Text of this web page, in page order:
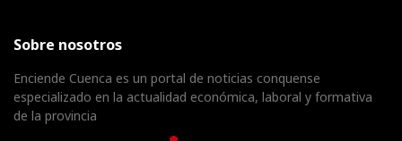
Sobre nosotros
Enciende Cuenca es un portal de noticias conquense
especializado en la actualidad económica, laboral y formativa
de la provincia